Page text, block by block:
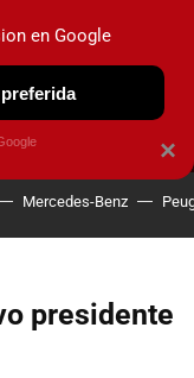
NUEVO
OBSERVATORIO
Mercedes-Benz
presidente
×
en Google